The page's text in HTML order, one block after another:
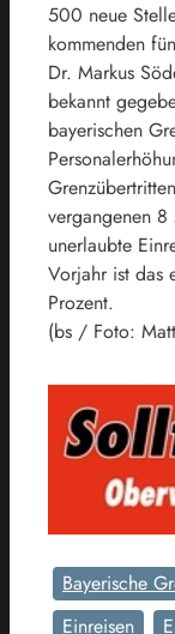
500 neue
kommenden
Dr. Markus
bekannt
bayerischen
vergangenen
unerlaubte
Vorjahr ist das
Prozent.
(bs / Foto:
Bayerische
Einreisen